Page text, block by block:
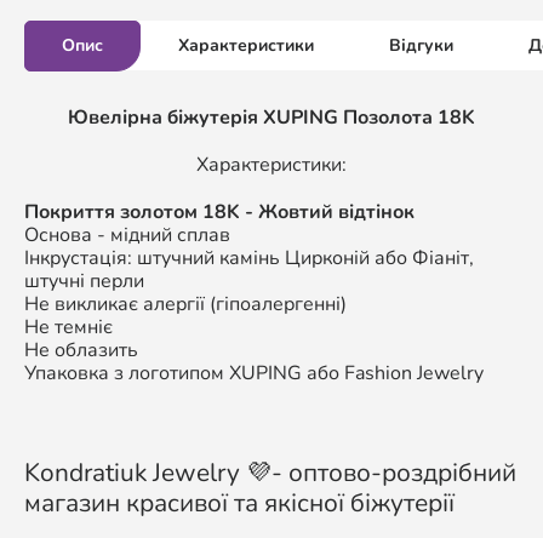
Опис Характеристики Відгуки
Ювелірна біжутерія XUPING Позолота 18K
Характеристики:
Покриття золотом 18K - Жовтий відтінок
Основа - мідний сплав
Інкрустація: штучний камінь Цирконій або Фіаніт,
штучні перли
Не викликає алергії (гіпоалергенні)
Не темніє
Не облазить
Упаковка з логотипом XUPING або Fashion Jewelry
Kondratiuk Jewelry 💜- оптово-роздрібний
магазин красивої та якісної біжутерії